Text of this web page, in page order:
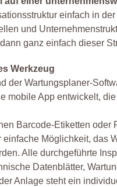
einfach in
und
ganz einfach dieser
Werkzeug
der Wartungsplaner-
mobile App entwickelt,
Barcode-Etiketten
Möglichkeit, das
Alle durchgeführte
Datenblätter,
Anlage steht ein